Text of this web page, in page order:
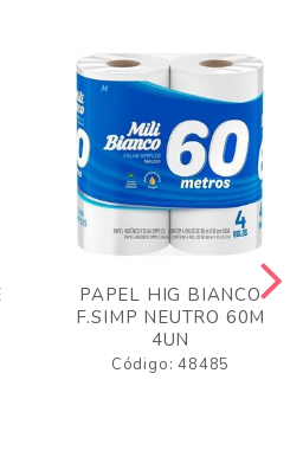
PAPEL HIG BIANCO
F.SIMP NEUTRO 60M
4UN
Código: 48485